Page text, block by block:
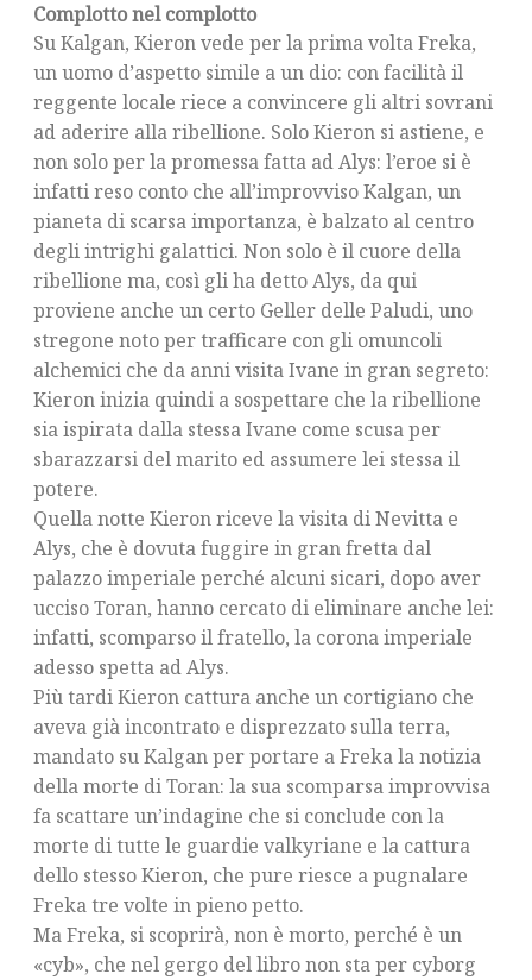
Complotto nel complotto
Su Kalgan, Kieron vede per la prima volta Freka,
un uomo d’aspetto simile a un dio: con facilità il
reggente locale riece a convincere gli altri sovrani
ad aderire alla ribellione. Solo Kieron si astiene, e
non solo per la promessa fatta ad Alys: l’eroe si è
infatti reso conto che all’improvviso Kalgan, un
pianeta di scarsa importanza, è balzato al centro
degli intrighi galattici. Non solo è il cuore della
ribellione ma, così gli ha detto Alys, da qui
proviene anche un certo Geller delle Paludi, uno
stregone noto per trafficare con gli omuncoli
alchemici che da anni visita Ivane in gran segreto:
Kieron inizia quindi a sospettare che la ribellione
sia ispirata dalla stessa Ivane come scusa per
sbarazzarsi del marito ed assumere lei stessa il
potere.
Quella notte Kieron riceve la visita di Nevitta e
Alys, che è dovuta fuggire in gran fretta dal
palazzo imperiale perché alcuni sicari, dopo aver
ucciso Toran, hanno cercato di eliminare anche lei:
infatti, scomparso il fratello, la corona imperiale
adesso spetta ad Alys.
Più tardi Kieron cattura anche un cortigiano che
aveva già incontrato e disprezzato sulla terra,
mandato su Kalgan per portare a Freka la notizia
della morte di Toran: la sua scomparsa improvvisa
fa scattare un’indagine che si conclude con la
morte di tutte le guardie valkyriane e la cattura
dello stesso Kieron, che pure riesce a pugnalare
Freka tre volte in pieno petto.
Ma Freka, si scoprirà, non è morto, perché è un
«cyb», che nel gergo del libro non sta per cyborg